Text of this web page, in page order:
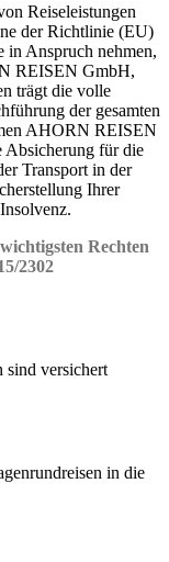
Reiseleistungen
der Richtlinie (EU)
in Anspruch nehmen,
REISEN GmbH,
trägt die volle
der gesamten
AHORN REISEN
Absicherung für die
Transport in der
Ihrer
Rechten
2302